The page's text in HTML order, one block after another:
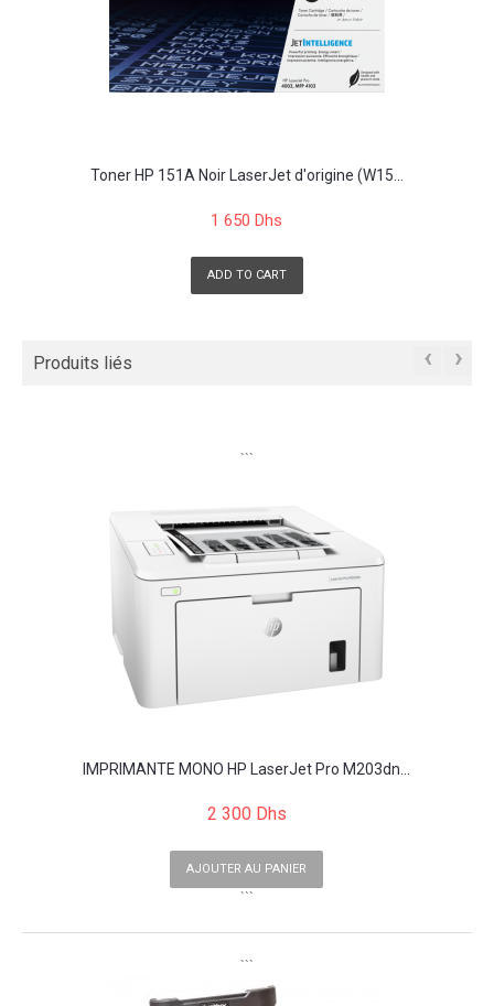
Toner HP 151A Noir LaserJet d'origine (W15...
1 650 Dhs
ADD TO CART
Produits liés ‹ ›
```
IMPRIMANTE MONO HP LaserJet Pro M203dn...
2 300 Dhs
AJOUTER AU PANIER
```
```